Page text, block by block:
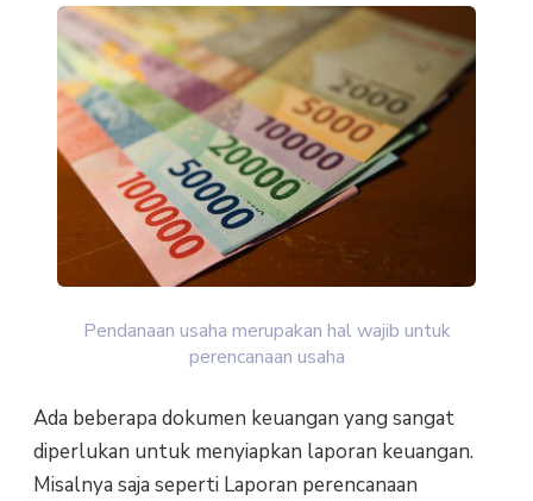
Pendanaan usaha merupakan hal wajib untuk
perencanaan usaha
Ada beberapa dokumen keuangan yang sangat
diperlukan untuk menyiapkan laporan keuangan.
Misalnya saja seperti Laporan perencanaan